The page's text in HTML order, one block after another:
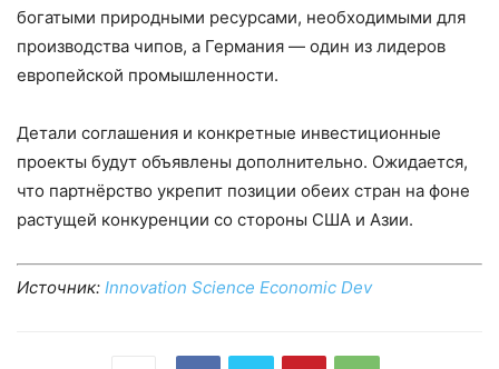
богатыми природными ресурсами, необходимыми для
производства чипов, а Германия — один из лидеров
европейской промышленности.
Детали соглашения и конкретные инвестиционные
проекты будут объявлены дополнительно. Ожидается,
что партнёрство укрепит позиции обеих стран на фоне
растущей конкуренции со стороны США и Азии.
Источник: Innovation Science Economic Dev